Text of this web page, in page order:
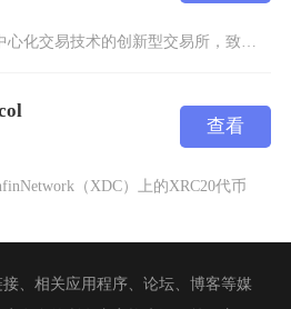
查看
（XDC）上的XRC20代币
、相关应用程序、论坛、博客等媒